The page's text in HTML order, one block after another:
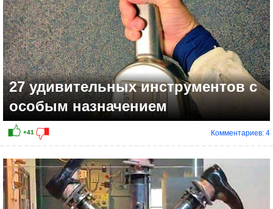
+16
27 удивительных инструментов с
особым назначением
Комментариев: 4